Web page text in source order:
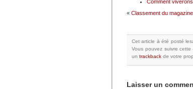
Comment
« Classement du
Cet article à été posté
Vous pouvez suivre
un trackback de votre
Laisser un